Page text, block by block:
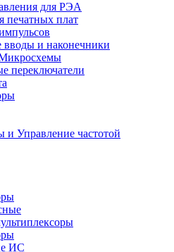
для РЭА
печатных плат
вводы и наконечники
переключатели
и Управление частотой
ИС